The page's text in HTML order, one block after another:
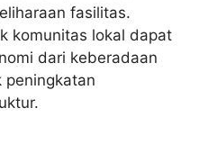
fasilitas.
komunitas lokal dapat
dari keberadaan
peningkatan